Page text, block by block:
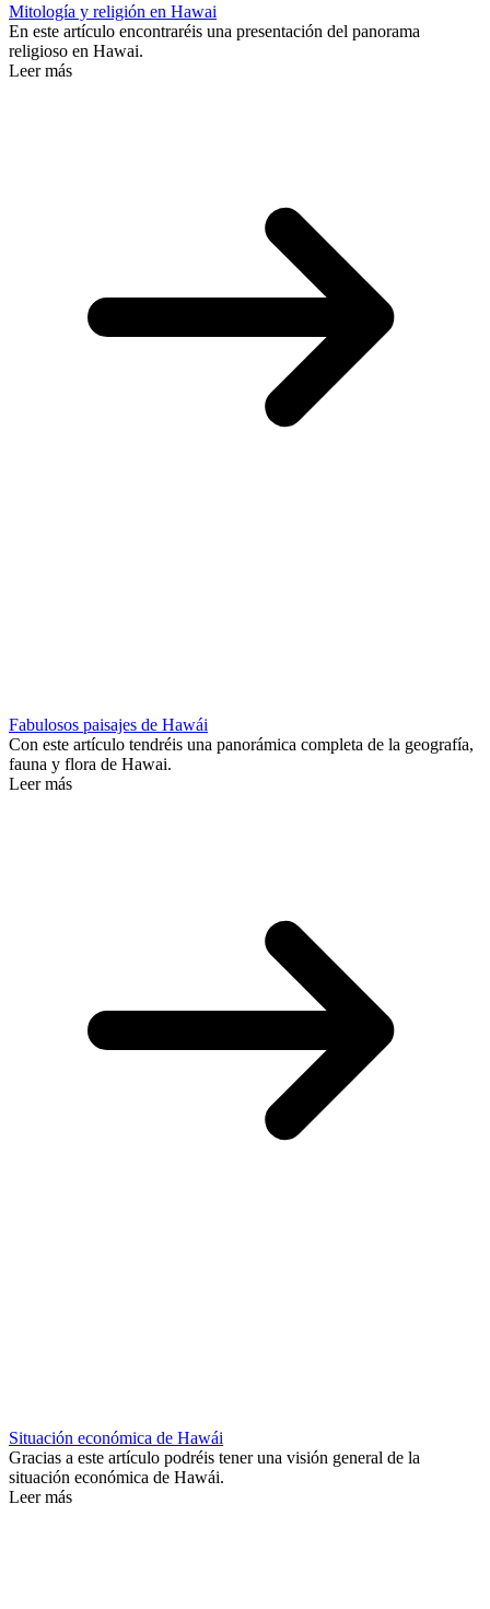
Mitología y religión en Hawai
En este artículo encontraréis una presentación del panorama
religioso en Hawai.
Leer más
Fabulosos paisajes de Hawái
Con este artículo tendréis una panorámica completa de la geografía,
fauna y flora de Hawai.
Leer más
Situación económica de Hawái
Gracias a este artículo podréis tener una visión general de la
situación económica de Hawái.
Leer más